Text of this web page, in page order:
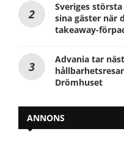
Sveriges
sina gäster när
takeaway-
Advania tar
Drömhuset
ANNONS